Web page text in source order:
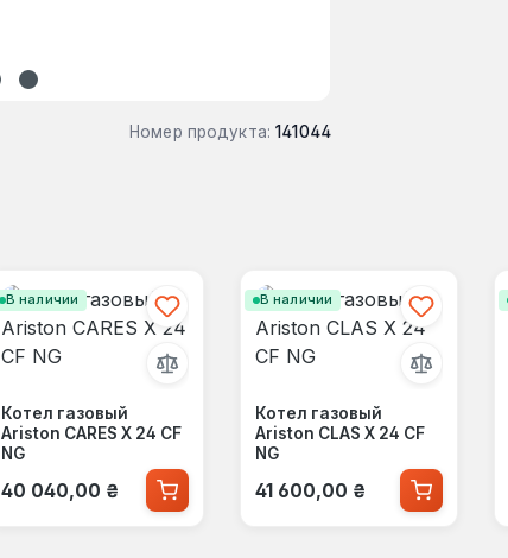
Номер продукта: 141044
В наличии
Котел газовый
Ariston CARES X 24 CF
NG
Обычная цена:
40 040,00 ₴
В наличии
Котел газовый
Ariston CLAS X 24 CF
NG
Обычная цена:
41 600,00 ₴